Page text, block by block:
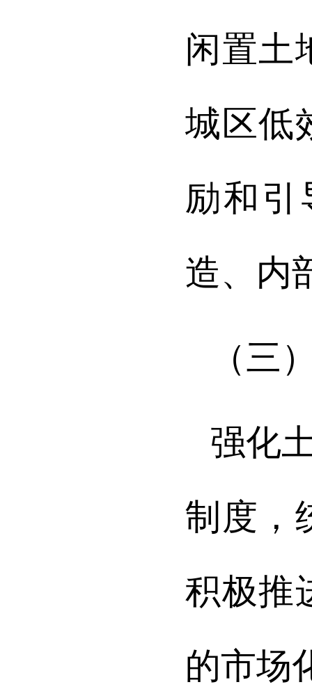
闲置土
城区低
励和引
造、内
（三
强化
制度，
积极推
的市场